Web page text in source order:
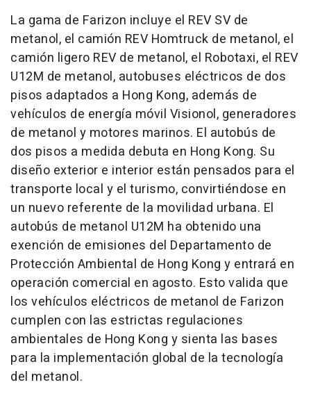
La gama de Farizon incluye el REV SV de
metanol, el camión REV Homtruck de metanol, el
camión ligero REV de metanol, el Robotaxi, el REV
U12M de metanol, autobuses eléctricos de dos
pisos adaptados a Hong Kong, además de
vehículos de energía móvil Visionol, generadores
de metanol y motores marinos. El autobús de
dos pisos a medida debuta en Hong Kong. Su
diseño exterior e interior están pensados para el
transporte local y el turismo, convirtiéndose en
un nuevo referente de la movilidad urbana. El
autobús de metanol U12M ha obtenido una
exención de emisiones del Departamento de
Protección Ambiental de Hong Kong y entrará en
operación comercial en agosto. Esto valida que
los vehículos eléctricos de metanol de Farizon
cumplen con las estrictas regulaciones
ambientales de Hong Kong y sienta las bases
para la implementación global de la tecnología
del metanol.